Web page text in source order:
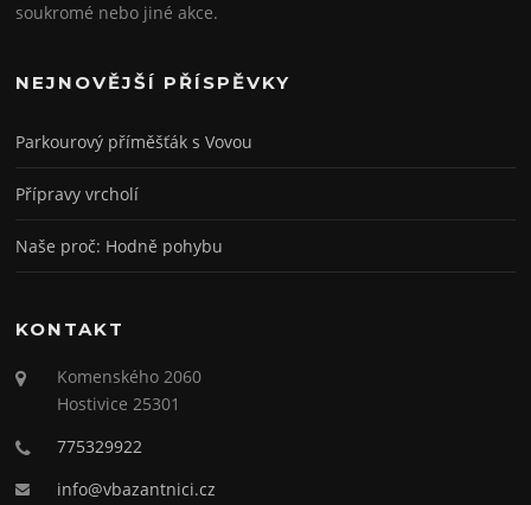
soukromé nebo jiné akce.
NEJNOVĚJŠÍ PŘÍSPĚVKY
Parkourový příměšťák s Vovou
Přípravy vrcholí
Naše proč: Hodně pohybu
KONTAKT
Komenského 2060
Hostivice 25301
775329922
info@vbazantnici.cz